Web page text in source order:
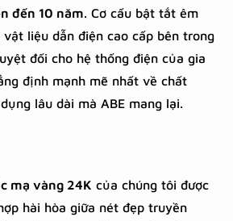
đến 10 năm . Cơ cấu bật tắt êm
vật liệu dẫn điện cao cấp bên trong
đối cho hệ thống điện của gia
định mạnh mẽ nhất về chất
lâu dài mà ABE mang lại.
mạ vàng 24K của chúng tôi được
hài hòa giữa nét đẹp truyền